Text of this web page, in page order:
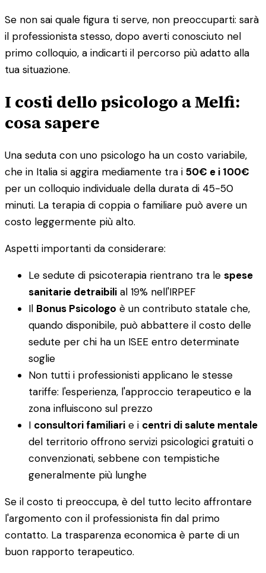
Se non sai quale figura ti serve, non preoccuparti: sarà
il professionista stesso, dopo averti conosciuto nel
primo colloquio, a indicarti il percorso più adatto alla
tua situazione.
I costi dello psicologo a Melfi:
cosa sapere
Una seduta con uno psicologo ha un costo variabile,
che in Italia si aggira mediamente tra i 50€ e i 100€
per un colloquio individuale della durata di 45-50
minuti. La terapia di coppia o familiare può avere un
costo leggermente più alto.
Aspetti importanti da considerare:
Le sedute di psicoterapia rientrano tra le spese
sanitarie detraibili al 19% nell'IRPEF
Il Bonus Psicologo è un contributo statale che,
quando disponibile, può abbattere il costo delle
sedute per chi ha un ISEE entro determinate
soglie
Non tutti i professionisti applicano le stesse
tariffe: l'esperienza, l'approccio terapeutico e la
zona influiscono sul prezzo
I consultori familiari e i centri di salute mentale
del territorio offrono servizi psicologici gratuiti o
convenzionati, sebbene con tempistiche
generalmente più lunghe
Se il costo ti preoccupa, è del tutto lecito affrontare
l'argomento con il professionista fin dal primo
contatto. La trasparenza economica è parte di un
buon rapporto terapeutico.